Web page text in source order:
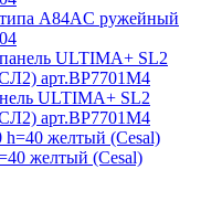
A84AC ружейный
ULTIMA+ SL2
арт.BP7701M4
желтый (Cesal)